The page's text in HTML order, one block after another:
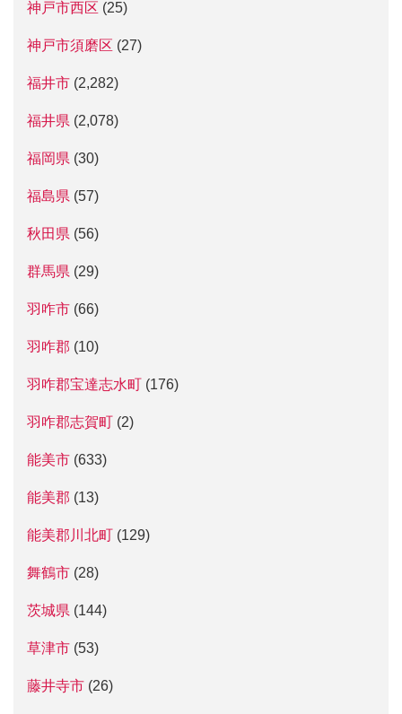
神戸市西区 (25)
神戸市須磨区 (27)
福井市 (2,282)
福井県 (2,078)
福岡県 (30)
福島県 (57)
秋田県 (56)
群馬県 (29)
羽咋市 (66)
羽咋郡 (10)
羽咋郡宝達志水町 (176)
羽咋郡志賀町 (2)
能美市 (633)
能美郡 (13)
能美郡川北町 (129)
舞鶴市 (28)
茨城県 (144)
草津市 (53)
藤井寺市 (26)